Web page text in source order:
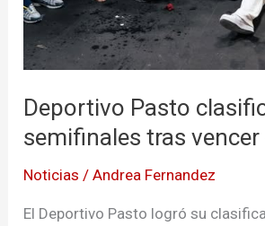
Deportivo Pasto
semifinales tras vencer
Noticias /Andrea Fernandez
El Deportivo Pasto logró su